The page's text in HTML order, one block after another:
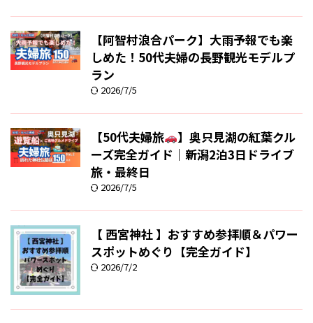
【阿智村浪合パーク】大雨予報でも楽
しめた！50代夫婦の長野観光モデルプ
ラン
2026/7/5
【50代夫婦旅
】奥只見湖の紅葉クル
ーズ完全ガイド｜新潟2泊3日ドライブ
旅・最終日
2026/7/5
【 西宮神社 】おすすめ参拝順＆パワー
スポットめぐり【完全ガイド】
2026/7/2